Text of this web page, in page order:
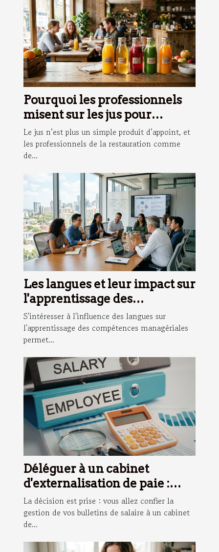
Pourquoi les professionnels
misent sur les jus pour
fidéliser leur clientèle
Le jus n’est plus un simple produit d’appoint, et
les professionnels de la restauration comme
de...
Les langues et leur impact sur
l'apprentissage des
compétences managériales
S'intéresser à l'influence des langues sur
l'apprentissage des compétences managériales
permet...
Déléguer à un cabinet
d'externalisation de paie :
conseils pour préparer une
transition fluide
La décision est prise : vous allez confier la
gestion de vos bulletins de salaire à un cabinet
de...